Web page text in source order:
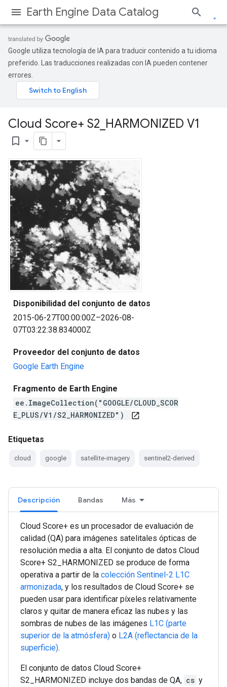
Earth Engine Data Catalog
Google utiliza tecnología de IA para traducir contenido a tu idioma
preferido. Las traducciones realizadas con IA pueden contener
errores.
Cloud Score+ S2 HARMONIZED V1
bookmark_border
Disponibilidad del conjunto de datos
2015-06-27T00:00:00Z–2026-08-
07T03:22:38.834000Z
Proveedor del conjunto de datos
Google Earth Engine
Fragmento de Earth Engine
ee.ImageCollection("GOOGLE/CLOUD_SCOR
E_PLUS/V1/S2_HARMONIZED")
open_in_new
Etiquetas
cloud google satellite-imagery sentinel2-derived
Descripción Bandas Más
Cloud Score+ es un procesador de evaluación de
calidad (QA) para imágenes satelitales ópticas de
resolución media a alta. El conjunto de datos Cloud
Score+ S2_HARMONIZED se produce de forma
operativa a partir de la colección Sentinel-2 L1C
armonizada, y los resultados de Cloud Score+ se
pueden usar para identificar píxeles relativamente
claros y quitar de manera eficaz las nubes y las
sombras de nubes de las imágenes L1C (parte
superior de la atmósfera) o L2A (reflectancia de la
superficie).
El conjunto de datos Cloud Score+
S2_HARMONIZED incluye dos bandas de QA, cs y